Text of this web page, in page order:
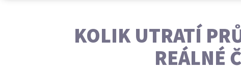
KOLIK UTRATÍ
REÁLNÉ